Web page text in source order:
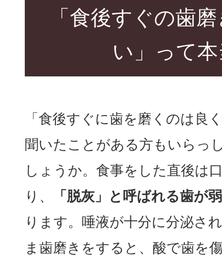
「食後すぐの歯
い」って
「食後すぐに歯を磨くのは良
聞いたことがある方もいらっ
しょうか。食事をした直後は
り、
「脱灰」と呼ばれる歯が
ります。唾液が十分に分泌さ
ま歯磨きをすると、酸で歯を